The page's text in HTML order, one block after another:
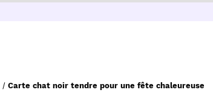
/ Carte chat noir tendre pour une fête chaleureuse